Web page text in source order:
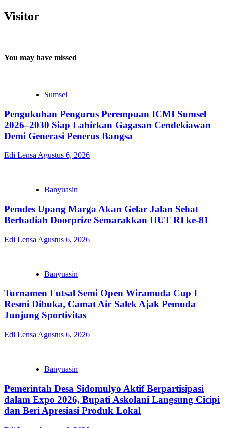
Visitor
You may have missed
Sumsel
Pengukuhan Pengurus Perempuan ICMI Sumsel
2026–2030 Siap Lahirkan Gagasan Cendekiawan
Demi Generasi Penerus Bangsa
Edi Lensa Agustus 6, 2026
Banyuasin
Pemdes Upang Marga Akan Gelar Jalan Sehat
Berhadiah Doorprize Semarakkan HUT RI ke-81
Edi Lensa Agustus 6, 2026
Banyuasin
Turnamen Futsal Semi Open Wiramuda Cup I
Resmi Dibuka, Camat Air Salek Ajak Pemuda
Junjung Sportivitas
Edi Lensa Agustus 6, 2026
Banyuasin
Pemerintah Desa Sidomulyo Aktif Berpartisipasi
dalam Expo 2026, Bupati Askolani Langsung Cicipi
dan Beri Apresiasi Produk Lokal